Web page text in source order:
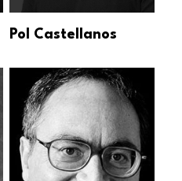
Pol Castellanos